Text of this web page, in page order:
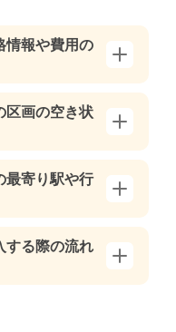
情報や費用の
区画の空き状
最寄り駅や行
する際の流れ